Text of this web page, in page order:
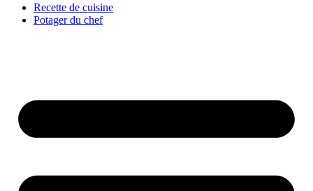
Recette de cuisine
Potager du chef